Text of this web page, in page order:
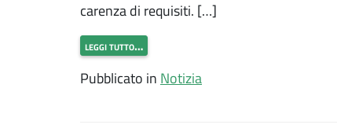
carenza di requisiti. […]
leggi tutto…
Pubblicato in Notizia